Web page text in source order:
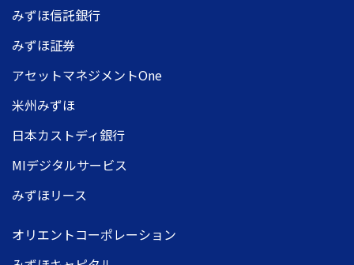
みずほ信託銀行
みずほ証券
アセットマネジメントOne
米州みずほ
日本カストディ銀行
MIデジタルサービス
みずほリース
オリエントコーポレーション